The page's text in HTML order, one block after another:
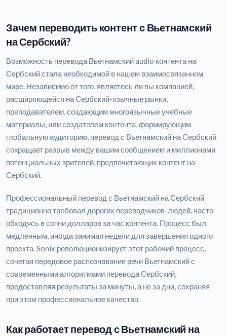
Зачем переводить контент с Вьетнамский
на Сербский?
Возможность перевода Вьетнамский audio контента на
Сербский стала необходимой в нашем взаимосвязанном
мире. Независимо от того, являетесь ли вы компанией,
расширяющейся на Сербский-язычные рынки,
преподавателем, создающим многоязычные учебные
материалы, или создателем контента, формирующим
глобальную аудиторию, перевод с Вьетнамский на Сербский
сокращает разрыв между вашим сообщением и миллионами
потенциальных зрителей, предпочитающих контент на
Сербский.
Профессиональный перевод с Вьетнамский на Сербский
традиционно требовал дорогих переводчиков-людей, часто
обходясь в сотни долларов за час контента. Процесс был
медленным, иногда занимая недели для завершения одного
проекта. Sonix революционизирует этот рабочий процесс,
сочетая передовое распознавание речи Вьетнамский с
современными алгоритмами перевода Сербский,
предоставляя результаты за минуты, а не за дни, сохраняя
при этом профессиональное качество.
Как работает перевод с Вьетнамский на